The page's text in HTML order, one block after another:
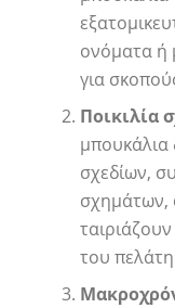
ονόματα ή
για
Ποικιλία
μπουκάλια
σχεδίων,
σχημάτων,
του